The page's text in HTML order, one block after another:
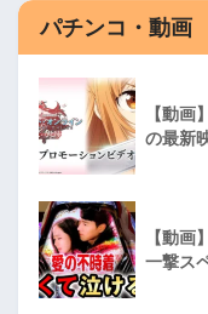
パチンコ・動画
【動画
の最新
【動
一撃ス